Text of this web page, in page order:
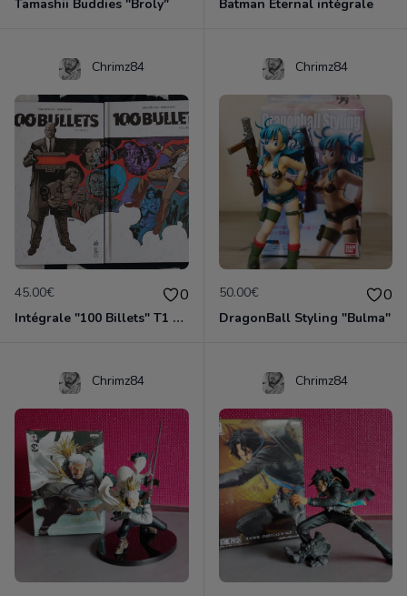
Tamashii Buddies "Broly" Batman Eternal intégrale
Chrimz84
45.00€ 0
Intégrale "100 Billets" T1 et T2
Chrimz84
50.00€ 0
DragonBall Styling "Bulma"
Chrimz84 Chrimz84